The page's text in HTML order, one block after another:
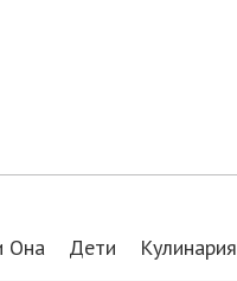
Она Дети Кулинария